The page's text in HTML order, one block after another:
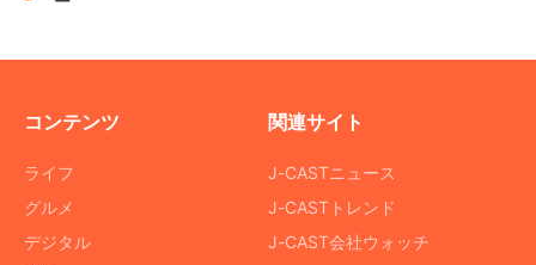
コンテンツ
ライフ
グルメ
デジタル
関連サイト
J-CASTニュース
J-CASTトレンド
J-CAST会社ウォッチ